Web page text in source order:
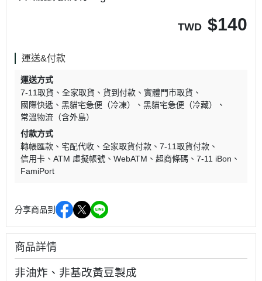
TWD $140
運送&付款
運送方式
7-11取貨
全家取貨 貨到付款
實體門市取貨
國際快遞
黑貓宅急便（冷凍）
黑貓宅急便（冷藏）
常溫物流（含外島）
付款方式
轉帳匯款
宅配代收 全家取貨付款
7-11取貨付款
信用卡
ATM 虛擬帳號 WebATM 超商條碼
7-11 iBon
FamiPort
分享商品到
商品詳情
非油炸、非基改黃豆製成